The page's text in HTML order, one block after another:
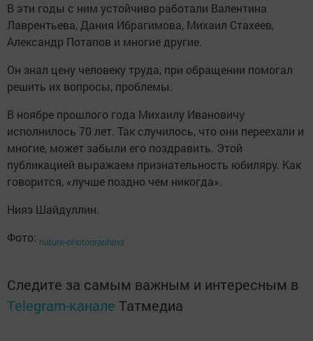
В эти годы с ним устойчиво работали Валентина
Лаврентьева, Дания Ибрагимова, Михаил Стахеев,
Александр Потапов и многие другие.
Он знал цену человеку труда, при обращении помогал
решить их вопросы, проблемы.
В ноябре прошлого года Михаилу Ивановичу
исполнилось 70 лет. Так случилось, что они переехали и
многие, может забыли его поздравить. Этой
публикацией выражаем признательность юбиляру. Как
говорится, «лучше поздно чем никогда».
Нияз Шайдуллин.
Фото: nature-photographing
Следите за самым важным и интересным в
Telegram-канале Татмедиа